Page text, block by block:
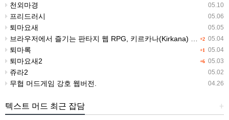
05.10
천외마경
05.06
프리드러시
05.05
퇴마요새
+2 05.04
브라우저에서 즐기는 판타지 웹 RPG, 키르카나(Kirkana) ※ 2026-07-06 정식 오픈
+1 05.04
퇴마록
+6 05.03
퇴마요새2
05.02
쥬라2
04.26
무협 머드게임 강호 웹버전.
+
텍스트 머드 최근 잡담